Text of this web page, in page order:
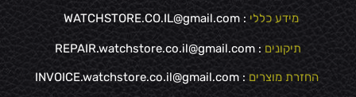
מידע כללי :
WATCHSTORE.CO.IL@gmail.com
תיקונים : REPAIR.watchstore.co.il@gmail.com
החזרת מוצרים :
INVOICE.watchstore.co.il@gmail.com